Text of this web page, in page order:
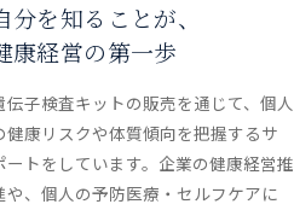
分を知ることが、
康経営の第一歩
伝子検査キットの販売を通じて、個人
健康リスクや体質傾向を把握するサ
ートをしています。企業の健康経営推
や、個人の予防医療・セルフケアに